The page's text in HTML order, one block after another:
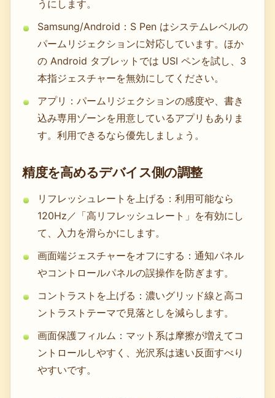
うにします。
Samsung/Android：S Pen はシステムレベルの
パームリジェクションに対応しています。ほか
の Android タブレットでは USI ペンを試し、3
本指ジェスチャーを無効にしてください。
アプリ：パームリジェクションの感度や、書き
込み専用ゾーンを用意しているアプリもありま
す。利用できるなら優先しましょう。
精度を高めるデバイス側の調整
リフレッシュレートを上げる：利用可能なら
120Hz／「高リフレッシュレート」を有効にし
て、入力を滑らかにします。
画面端ジェスチャーをオフにする：通知パネル
やコントロールパネルの誤操作を防ぎます。
コントラストを上げる：濃いグリッド線と高コ
ントラストテーマで見落としを減らします。
画面保護フィルム：マット系は摩擦が増えてコ
ントロールしやすく、光沢系は速い反面すべり
やすいです。